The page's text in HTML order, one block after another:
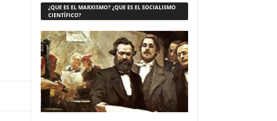
¿QUE ES EL MARXISMO? ¿QUE ES EL SOCIALISMO
CIENTÍFICO?